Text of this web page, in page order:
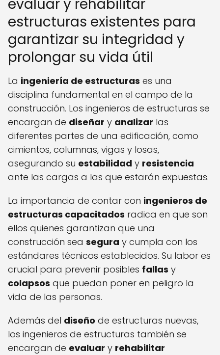
evaluar y rehabilitar
estructuras existentes para
garantizar su integridad y
prolongar su vida útil
La ingeniería de estructuras es una
disciplina fundamental en el campo de la
construcción. Los ingenieros de estructuras se
encargan de diseñar y analizar las
diferentes partes de una edificación, como
cimientos, columnas, vigas y losas,
asegurando su estabilidad y resistencia
ante las cargas a las que estarán expuestas.
La importancia de contar con ingenieros de
estructuras capacitados radica en que son
ellos quienes garantizan que una
construcción sea segura y cumpla con los
estándares técnicos establecidos. Su labor es
crucial para prevenir posibles fallas y
colapsos que puedan poner en peligro la
vida de las personas.
Además del diseño de estructuras nuevas,
los ingenieros de estructuras también se
encargan de evaluar y rehabilitar